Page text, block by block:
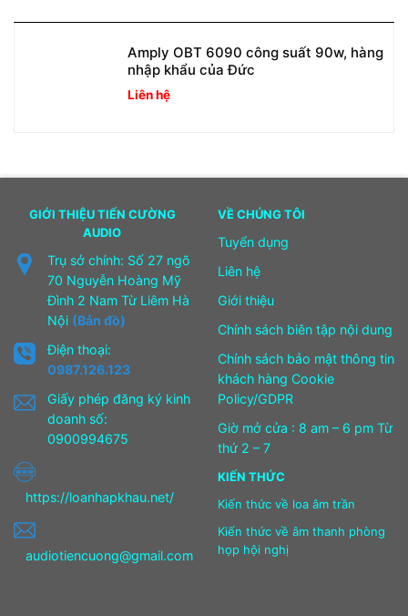
Amply OBT 6090 công suất 90w, hàng
nhập khẩu của Đức
Liên hệ
GIỚI THIỆU TIẾN CƯỜNG
AUDIO
Trụ sở chính: Số 27 ngõ
70 Nguyễn Hoàng Mỹ
Đình 2 Nam Từ Liêm Hà
Nội (Bản đồ)
Điện thoại:
0987.126.123
Giấy phép đăng ký kinh
doanh số:
0900994675
https://loanhapkhau.net/
audiotiencuong@gmail.com
VỀ CHÚNG TÔI
Tuyển dụng
Liên hệ
Giới thiệu
Chính sách biên tập nội dung
Chính sách bảo mật thông tin
khách hàng Cookie
Policy/GDPR
Giờ mở cửa : 8 am – 6 pm Từ
thứ 2 – 7
KIẾN THỨC
Kiến thức về loa âm trần
Kiến thức về âm thanh phòng
họp hội nghị